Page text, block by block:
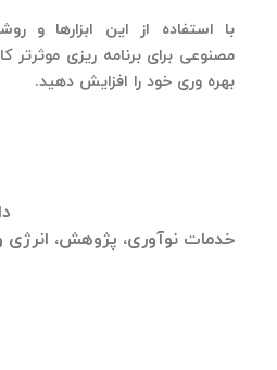
با استفاده از این ابزارها و
مصنوعی برای برنامه ریزی موثرتر
بهره وری خود را افزایش دهید.
خدمات نوآوری، پژوهش، انرژی و